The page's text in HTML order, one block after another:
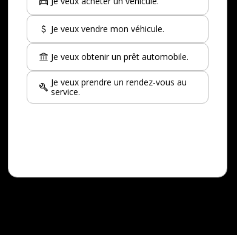
Toyota Rav 4 à vendre
Nissan Qashqai à vendre
Hyundai Tucson à vendre